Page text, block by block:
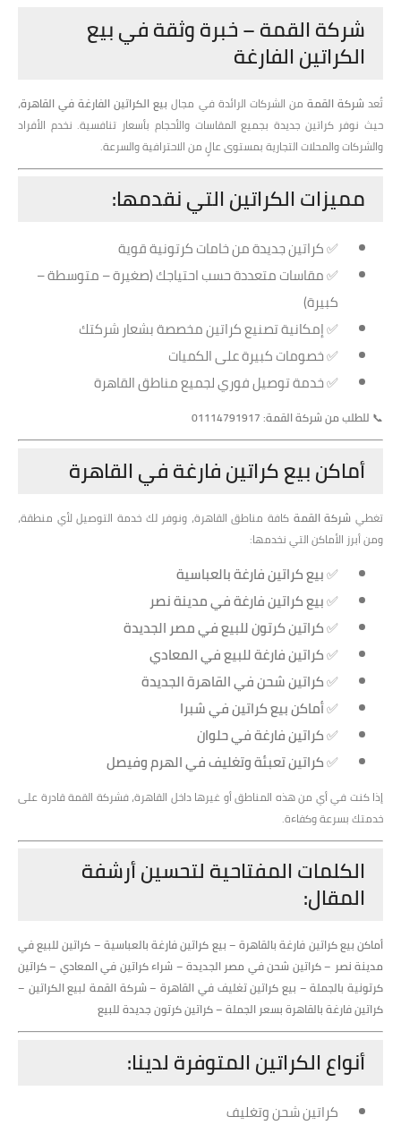
شركة القمة – خبرة وثقة في بيع
الكراتين الفارغة
تُعدشركة القمة من الشركات الرائدة في مجال بيع الكراتين الفارغة في القاهرة،
حيث نوفر كراتين جديدة بجميع المقاسات والأحجام بأسعار تنافسية. نخدم الأفراد
والشركات والمحلات التجارية بمستوى عالٍ من الاحترافية والسرعة.
مميزات الكراتين التي نقدمها:
✅ كراتين جديدة من خامات كرتونية قوية
✅ مقاسات متعددة حسب احتياجك (صغيرة – متوسطة –
كبيرة)
✅ إمكانية تصنيع كراتين مخصصة بشعار شركتك
✅ خصومات كبيرة على الكميات
✅ خدمة توصيل فوري لجميع مناطق القاهرة
📞 للطلب من شركة القمة: 01114791917
أماكن بيع كراتين فارغة في القاهرة
تغطي شركة القمة كافة مناطق القاهرة، ونوفر لك خدمة التوصيل لأي منطقة،
ومن أبرز الأماكن التي نخدمها:
✅بيع كراتين فارغة بالعباسية
✅بيع كراتين فارغة في مدينة نصر
✅كراتين كرتون للبيع في مصر الجديدة
✅كراتين فارغة للبيع في المعادي
✅كراتين شحن في القاهرة الجديدة
✅أماكن بيع كراتين في شبرا
✅كراتين فارغة في حلوان
✅كراتين تعبئة وتغليف في الهرم وفيصل
إذا كنت في أي من هذه المناطق أو غيرها داخل القاهرة، فشركة القمة قادرة على
خدمتك بسرعة وكفاءة.
الكلمات المفتاحية لتحسين أرشفة
المقال:
أماكن بيع كراتين فارغة بالقاهرة – بيع كراتين فارغة بالعباسية – كراتين للبيع في
مدينة نصر – كراتين شحن في مصر الجديدة – شراء كراتين في المعادي – كراتين
كرتونية بالجملة – بيع كراتين تغليف في القاهرة – شركة القمة لبيع الكراتين –
كراتين فارغة بالقاهرة بسعر الجملة – كراتين كرتون جديدة للبيع
أنواع الكراتين المتوفرة لدينا:
كراتين شحن وتغليف